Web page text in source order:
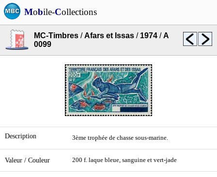
Mobile-Collections
MC-Timbres /Afars et Issas / 1974 /A
0099
Description 3ème trophée de chasse sous-marine.
Valeur / Couleur 200 f. laque bleue, sanguine et vert-jade